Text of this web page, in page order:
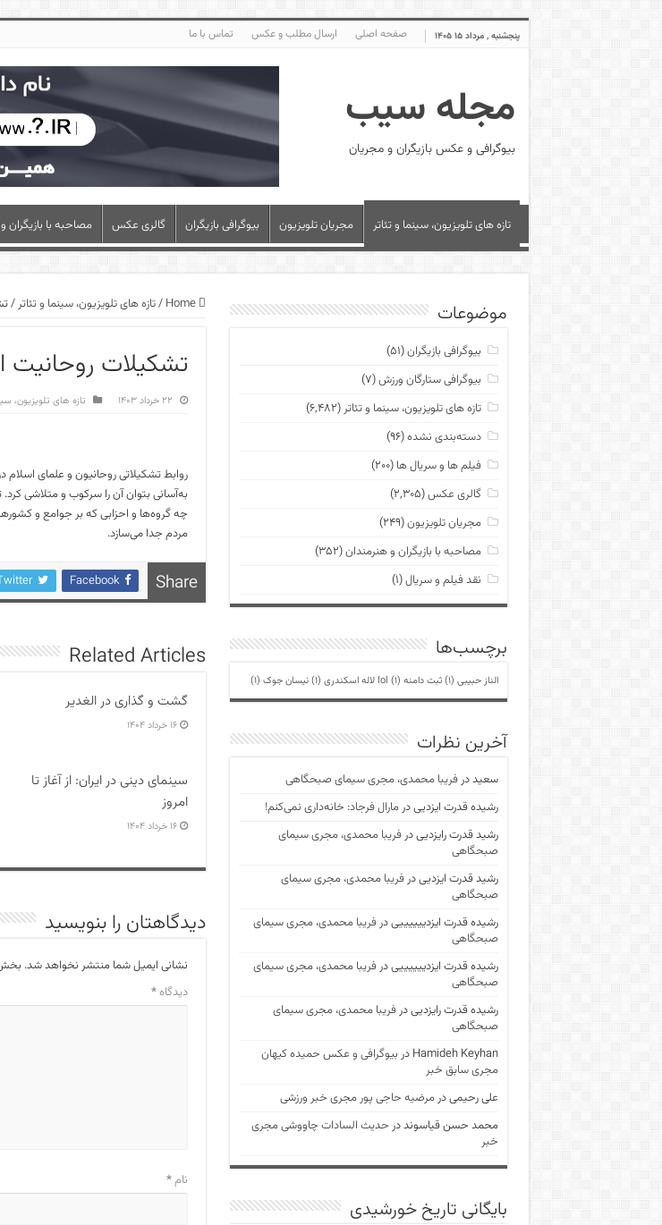
پنجشنبه , مرداد ۱۵ ۱۴۰۵ صفحه اصلی ارسال مطلب و عکس تماس با ما
مجله سیب
بیوگرافی و عکس بازیگران و مجریان
تازه های تلویزیون، سینما و تئاتر مجریان تلویزیون بیوگرافی بازیگران گالری عکس مصاحبه با بازیگران
Home
/تازه های تلویزیون، سینما و تئاتر/
تشکیلات روحانیت
۲۲ خرداد ۱۴۰۳ تازه های تلویزیون،
روابط تشکیلاتی روحانیون و علمای اسلام
به‌آسانی بتوان آن را سرکوب و متلاشی
چه گروه‌ها و احزابی که بر جوامع و
مردم جدا می‌سازد.
Share
Facebook
Related Articles
گشت و گذاری در الغدیر
۱۶ خرداد ۱۴۰۴
سینمای دینی در ایران: از آغاز تا
امروز
۱۶ خرداد ۱۴۰۴
دیدگاهتان را بنویسید
نشانی ایمیل شما منتشر نخواهد شد.
دیدگاه*
نام*
موضوعات
بیوگرافی بازیگران(۵۱)
بیوگرافی ستارگان ورزش(۷)
تازه های تلویزیون، سینما و تئاتر(۶,۴۸۲)
دسته‌بندی نشده(۹۶)
فیلم ها و سریال ها (۲۰۰)
گالری عکس(۲,۳۰۵)
مجریان تلویزیون(۲۴۹)
مصاحبه با بازیگران و هنرمندان(۳۵۲)
نقد فیلم و سریال(۱)
برچسب‌ها
الناز حبیبی (1) ثبت دامنه lol (1) لاله اسکندری (1) نیسان جوک (1)
آخرین نظرات
سعیددرفریبا محمدی، مجری سیمای صبحگاهی
رشیده قدرت ایزدییدرمارال فرجاد: خانه‌داری نمی‌کنم!
رشید قدرت رایزدییدرفریبا محمدی، مجری سیمای
صبحگاهی
رشید قدرت ایزدییدرفریبا محمدی، مجری سیمای
صبحگاهی
رشیده قدرت ایزدیییییییدرفریبا محمدی، مجری سیمای
صبحگاهی
رشیده قدرت ایزدیییییییدرفریبا محمدی، مجری سیمای
صبحگاهی
رشیده قدرت رایزدییدرفریبا محمدی، مجری سیمای
صبحگاهی
Hamideh Keyhan در بیوگرافی و عکس حمیده کیهان
مجری سابق خبر
علی رحیمیدرمرضیه حاجی پور مجری خبر ورزشی
محمد حسن قیاسونددر حدیث السادات چاووشی مجری
خبر
بایگانی تاریخ خورشیدی